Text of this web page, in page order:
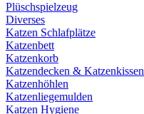
Plüschspielzeug
Diverses
Katzen Schlafplätze
Katzenbett
Katzenkorb
Katzendecken & Katzenkissen
Katzenhöhlen
Katzenliegemulden
Katzen Hygiene